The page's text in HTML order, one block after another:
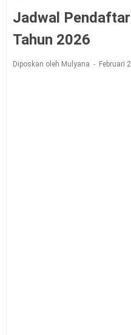
Jadwal
Tahun 2026
Diposkan oleh Mulyana Februari